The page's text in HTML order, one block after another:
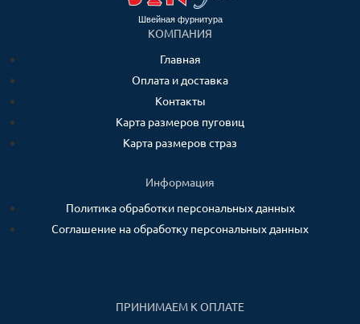
Швейная фурнитура
КОМПАНИЯ
Главная
Оплата и доставка
Контакты
Карта размеров пуговиц
Карта размеров страз
Информация
Политика обработки персональных данных
Соглашение на обработку персональных данных
ПРИНИМАЕМ К ОПЛАТЕ